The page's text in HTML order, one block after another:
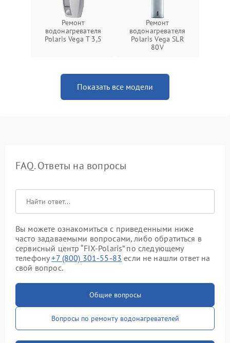
Ремонт
водонагревателя
Polaris Vega T 3,5
Ремонт
водонагревателя
Polaris Vega SLR
80V
Показать все модели
FAQ. Ответы на вопросы
Вы можете ознакомиться с приведенными ниже
часто задаваемыми вопросами, либо обратиться в
сервисный центр “FIX-Polaris” по следующему
телефону+7 (800) 301-55-83 если не нашли ответ на
свой вопрос.
Общие вопросы
Вопросы по ремонту водонагревателей